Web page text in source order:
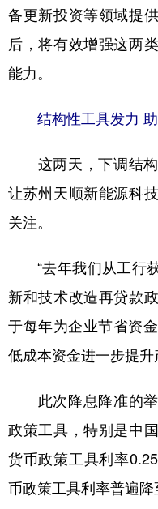
备更新投资等领域提
后，将有效增强这两
能力。
结构性工具发力
这两天，下调结构
让苏州天顺新能源科
关注。
“去年我们从工行获
新和技术改造再贷款
于每年为企业节省资
低成本资金进一步提升
此次降息降准的举
政策工具，特别是中
货币政策工具利率
币政策工具利率普遍降